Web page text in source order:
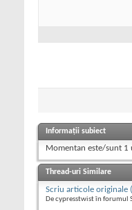
Informații subiect
Momentan este/sunt 1
Thread-uri Similare
Scriu articole originale
De cypresstwist în forumul